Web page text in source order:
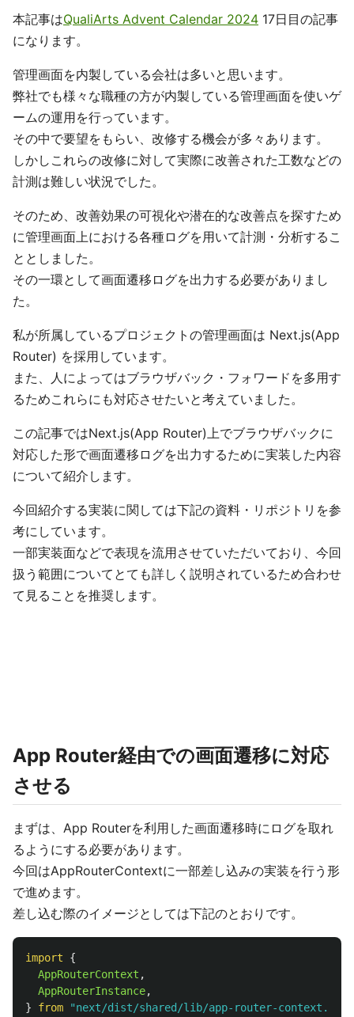
本記事はQualiArts Advent Calendar 2024 17日目の記事
になります。
管理画面を内製している会社は多いと思います。
弊社でも様々な職種の方が内製している管理画面を使いゲ
ームの運用を行っています。
その中で要望をもらい、改修する機会が多々あります。
しかしこれらの改修に対して実際に改善された工数などの
計測は難しい状況でした。
そのため、改善効果の可視化や潜在的な改善点を探すため
に管理画面上における各種ログを用いて計測・分析するこ
ととしました。
その一環として画面遷移ログを出力する必要がありまし
た。
私が所属しているプロジェクトの管理画面は Next.js(App
Router) を採用しています。
また、人によってはブラウザバック・フォワードを多用す
るためこれらにも対応させたいと考えていました。
この記事ではNext.js(App Router)上でブラウザバックに
対応した形で画面遷移ログを出力するために実装した内容
について紹介します。
今回紹介する実装に関しては下記の資料・リポジトリを参
考にしています。
一部実装面などで表現を流用させていただいており、今回
扱う範囲についてとても詳しく説明されているため合わせ
て見ることを推奨します。
App Router経由での画面遷移に対応
させる
まずは、App Routerを利用した画面遷移時にログを取れ
るようにする必要があります。
今回はAppRouterContextに一部差し込みの実装を行う形
で進めます。
差し込む際のイメージとしては下記のとおりです。
import
{
AppRouterContext ,
AppRouterInstance,
}
from "next/dist/shared/lib/app-router-